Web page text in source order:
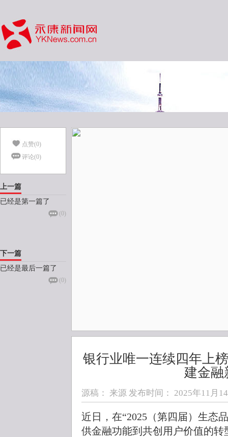
点赞(0)
评论(0)
上一篇
已经是第一篇了
(0)
下一篇
已经是最后一篇了
(0)
银行业唯一连续四年上
建金融
源稿： 来源 发布时间： 2025年11月
近日，在“2025（第四届）生态
供金融功能到共创用户价值的